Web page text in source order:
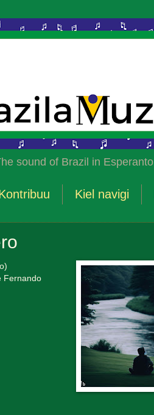
sound of Brazil in Esperanto
Kiel navigi
Fernando